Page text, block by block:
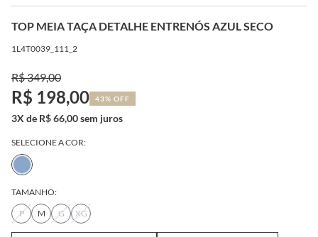
TOP MEIA TAÇA DETALHE ENTRENÓS AZUL SECO
1L4T0039_111_2
R$ 349,00
R$ 198,00 43% OFF
3X de R$ 66,00 sem juros
SELECIONE A COR:
TAMANHO:
P
M G XG